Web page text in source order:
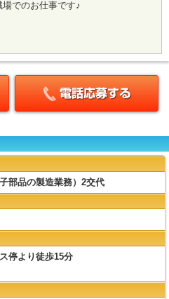
でのお仕事です♪
部品の製造業務）2交代
停より徒歩15分